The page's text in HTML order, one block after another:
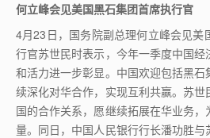
何立峰会见美国黑石集团首席执行官
4月23 日，国务院副总理何立峰会见
行官苏世民时表示，今年一季度中国
和活力进一步彰显。中国欢迎包括黑
续深化对华合作，实现互利共赢。苏
国的合作关系，愿继续拓展在华业务
量。同日，中国人民银行行长潘功胜